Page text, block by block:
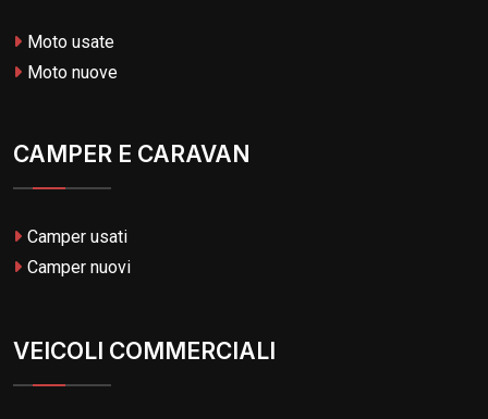
Moto usate
Moto nuove
CAMPER E CARAVAN
Camper usati
Camper nuovi
VEICOLI COMMERCIALI